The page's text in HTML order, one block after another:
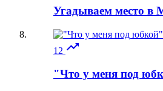
Угадываем место
12 
"Что у меня под